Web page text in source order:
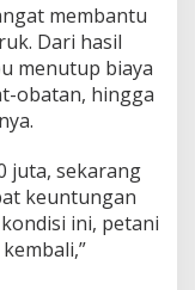
membantu
Dari hasil
menutup biaya
obatan, hingga
juta, sekarang
keuntungan
ini, petani